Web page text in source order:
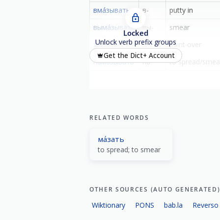
вма́зывать
в-
putty in
выма́зывать
вы-
smear
зама́зывать
за-
paint over
нама́зывать
на- to spread/
Locked
Unlock verb prefix groups
Get the Dict+ Account
RELATED WORDS
ма́зать
to spread; to smear
OTHER SOURCES (AUTO GENERATED)
Wiktionary PONS bab.la Reverso